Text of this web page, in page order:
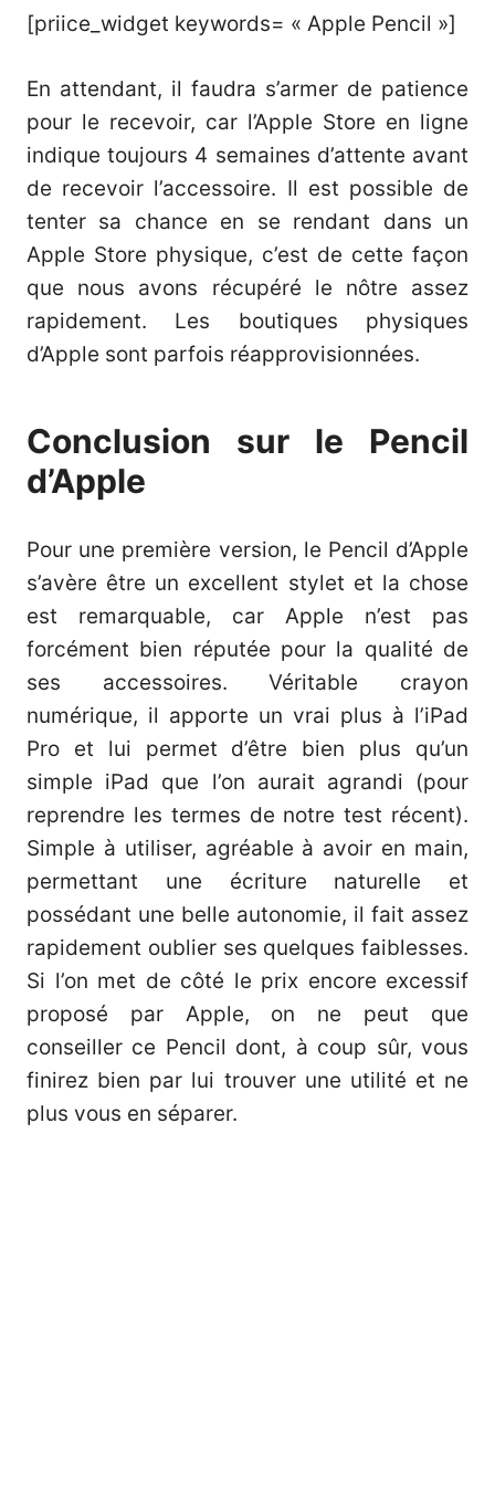
[priice_widget keywords= « Apple Pencil »]
En attendant, il faudra s’armer de patience
pour le recevoir, car l’Apple Store en ligne
indique toujours 4 semaines d’attente avant
de recevoir l’accessoire. Il est possible de
tenter sa chance en se rendant dans un
Apple Store physique, c’est de cette façon
que nous avons récupéré le nôtre assez
rapidement. Les boutiques physiques
d’Apple sont parfois réapprovisionnées.
Conclusion sur le Pencil
d’Apple
Pour une première version, le Pencil d’Apple
s’avère être un excellent stylet et la chose
est remarquable, car Apple n’est pas
forcément bien réputée pour la qualité de
ses accessoires. Véritable crayon
numérique, il apporte un vrai plus à l’iPad
Pro et lui permet d’être bien plus qu’un
simple iPad que l’on aurait agrandi (pour
reprendre les termes de notre test récent).
Simple à utiliser, agréable à avoir en main,
permettant une écriture naturelle et
possédant une belle autonomie, il fait assez
rapidement oublier ses quelques faiblesses.
Si l’on met de côté le prix encore excessif
proposé par Apple, on ne peut que
conseiller ce Pencil dont, à coup sûr, vous
finirez bien par lui trouver une utilité et ne
plus vous en séparer.